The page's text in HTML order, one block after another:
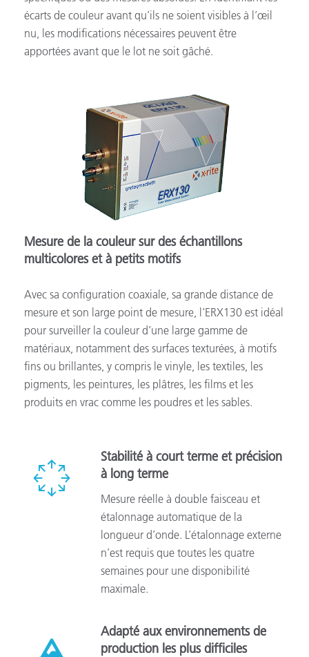
écarts de couleur avant qu’ils ne soient visibles à l’œil
nu, les modifications nécessaires peuvent être
apportées avant que le lot ne soit gâché.
Mesure de la couleur sur des échantillons
multicolores et à petits motifs
Avec sa configuration coaxiale, sa grande distance de
mesure et son large point de mesure, l’ERX130 est idéal
pour surveiller la couleur d’une large gamme de
matériaux, notamment des surfaces texturées, à motifs
fins ou brillantes, y compris le vinyle, les textiles, les
pigments, les peintures, les plâtres, les films et les
produits en vrac comme les poudres et les sables.
Stabilité à court terme et précision
à long terme
Mesure réelle à double faisceau et
étalonnage automatique de la
longueur d’onde. L’étalonnage externe
n’est requis que toutes les quatre
semaines pour une disponibilité
maximale.
Adapté aux environnements de
production les plus difficiles